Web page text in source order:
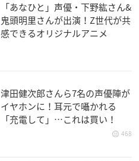
「あなひと」声優・下野紘さん&
鬼頭明里さんが出演！Z世代が共
感できるオリジナルアニメ
津田健次郎さんら7名の声優陣が
イヤホンに！耳元で囁かれる
「充電して」…これは買い！
468